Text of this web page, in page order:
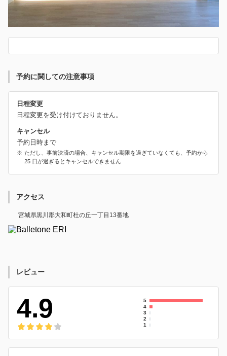
予約に関しての注意事項
日程変更
日程変更を受け付けておりません。
キャンセル
予約日時まで
ただし、事前決済の場合、キャンセル期限を過ぎていなくても、予約から
25 日が過ぎるとキャンセルできません
アクセス
宮城県黒川郡大和町杜の丘一丁目13番地
レビュー
4.9
5
4
3
2
1